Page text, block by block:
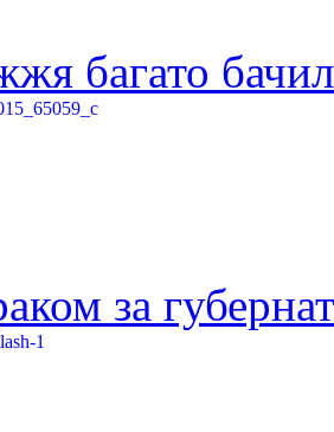
багато
за